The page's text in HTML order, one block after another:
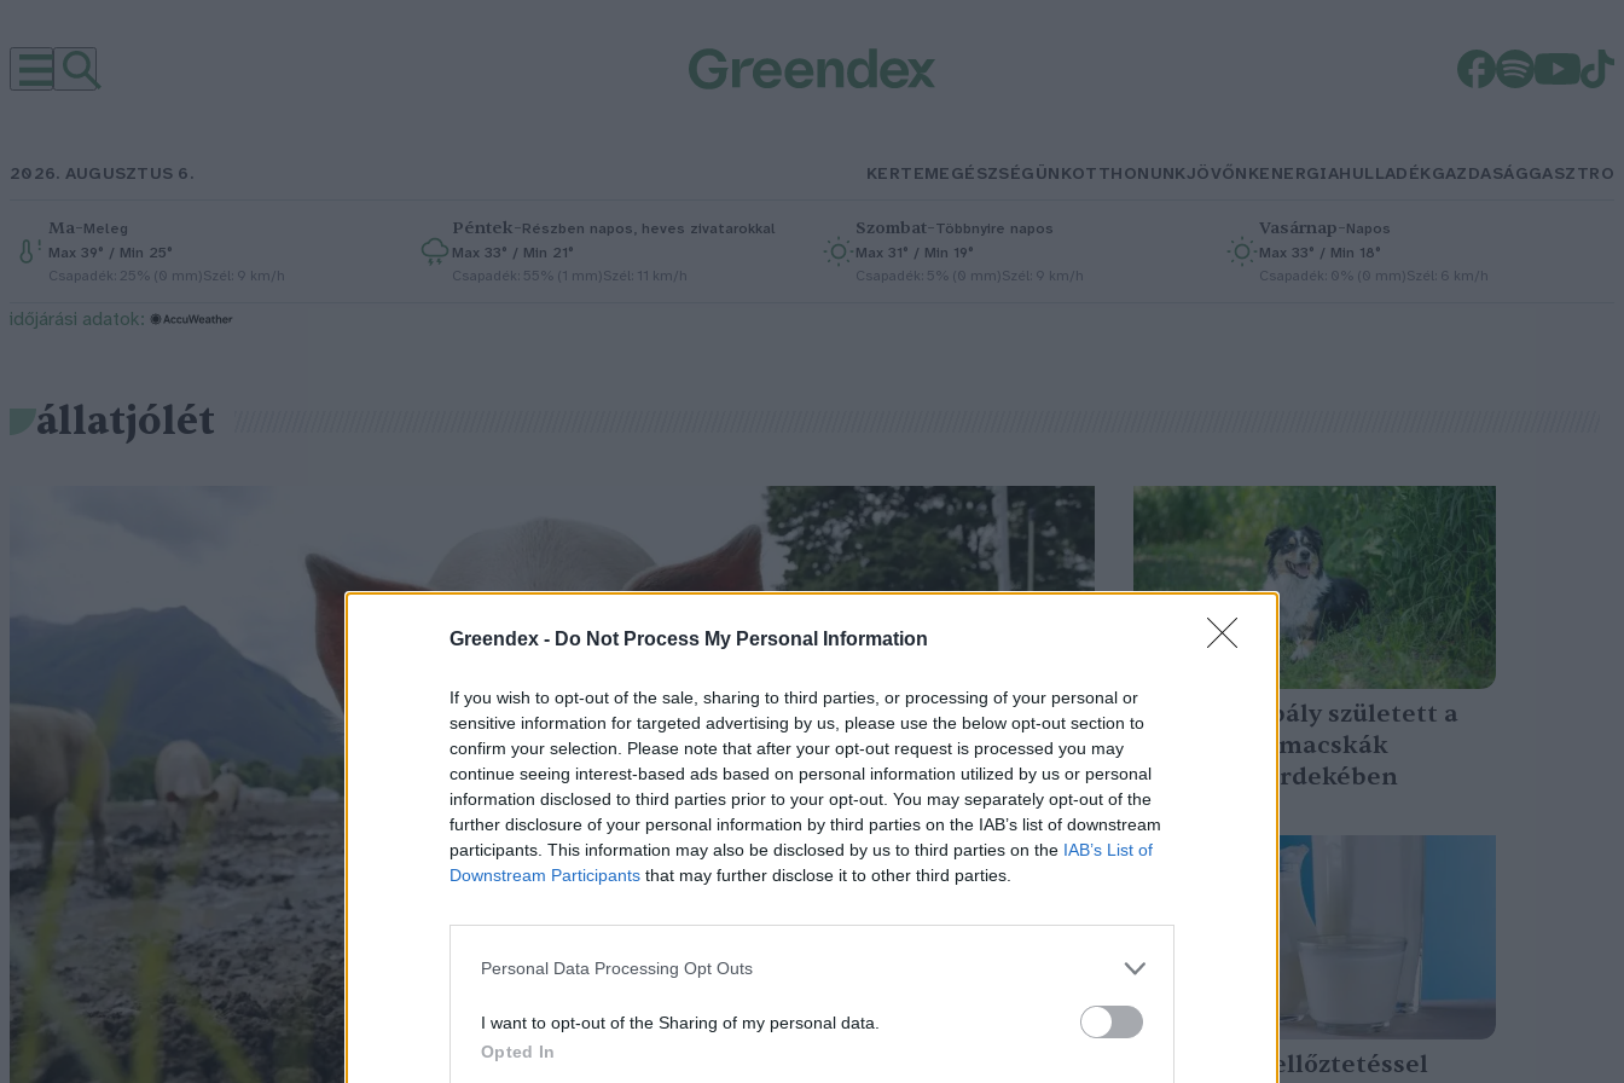
Greendex - Do Not Process My Personal Information
If you wish to opt-out of the sale, sharing to third parties, or processing of your personal or
sensitive information for targeted advertising by us, please use the below opt-out section to
confirm your selection. Please note that after your opt-out request is processed you may
continue seeing interest-based ads based on personal information utilized by us or personal
information disclosed to third parties prior to your opt-out. You may separately opt-out of the
further disclosure of your personal information by third parties on the IAB’s list of downstream
participants. This information may also be disclosed by us to third parties on the IAB’s List of
Downstream Participants that may further disclose it to other third parties.
Personal Data Processing Opt Outs
I want to opt-out of the Sharing of my personal data.
Opted In
2026. AUGUSZTUS 6. KERTEMEGÉSZSÉGÜNKOTTHONUNKJÖVŐNKENERGIAHULLADÉKGAZDASÁGGASZTRO
Ma–Meleg
Max 39° / Min 25°
Csapadék: 25% (0 mm)Szél: 9 km/h
Péntek–Részben napos, heves zivatarokkal
Max 33° / Min 21°
Csapadék: 55% (1 mm)Szél: 11 km/h
Szombat–Többnyire napos
Max 31° / Min 19°
Csapadék: 5% (0 mm)Szél: 9 km/h
Vasárnap–Napos
Max 33° / Min 18°
Csapadék: 0% (0 mm)Szél: 6 km/h
időjárási adatok:
állatjólét
EU-s jogszabály született a
kutyák és a macskák
jóllétének érdekében
Greendex Szemle
Korszerű szellőztetéssel